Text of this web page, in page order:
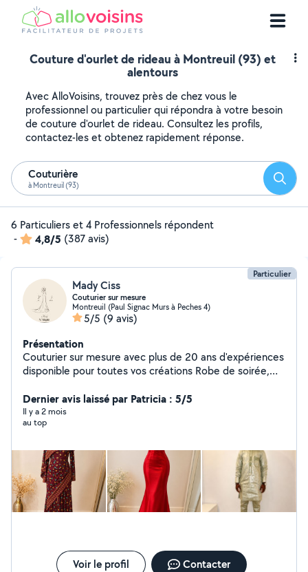
Couture d'ourlet de rideau à Montreuil (93) et
alentours
Avec AlloVoisins, trouvez près de chez vous le
professionnel ou particulier qui répondra à votre besoin
de couture d'ourlet de rideau. Consultez les profils,
contactez-les et obtenez rapidement réponse.
Couturière
à Montreuil (93)
6 Particuliers et 4 Professionnels répondent
-
4,8/5 (387 avis)
Particulier
Mady Ciss
Couturier sur mesure
Montreuil (Paul Signac Murs à Peches 4)
5/5 (9 avis)
Présentation
Couturier sur mesure avec plus de 20 ans d'expériences
disponible pour toutes vos créations Robe de soirée,
retouche A prix très attractif n'hésitez pas !! Insta/Tik
Tok : Madynstyle
Dernier avis laissé par Patricia : 5/5
Il y a 2 mois
au top
Voir le profil Contacter